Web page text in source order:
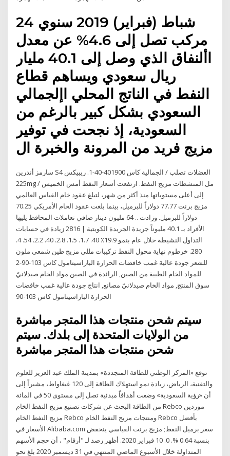
24 شباط (فبراير) 2019 سنوي
مركب تصل إلى 4.6% عن معدل
األنفاق الذي وصل إلى 40.1 مليار
ريال سعودي ويساهم قطاع
النفط في الناتج المحلي اإلجمالي
السعودي بشكل كبير بالرغم من
السعودية، إذ نجحت في توفير
مزيج فريد من المرونة والخبرة ال
سارمز أندرين S4 العضلات تصلب / الجمالية كاس 401900-40-1. ريبيكس
225mg / مل المنشطات مزيج النفط. ارتفعت أسعار النفط أمس الخميس
إلى أعلى مستوياتها منذ أكثر من شهر، لتبلغ عقود خام القياس العالمي
مزيج برنت 77.77 دولاراً للبرميل، بينما بلغت عقود الخام الأمريكي 70.25
دولاراً للبرميل. وزادت .. 64 مليون دينار صافي تعاملات المحافظ يليها
الأفراد بـ 40.1 مليوناً جريدة الجريدة الكويتية | 2816 زيادة في حسابات
التداول النشيطة خلال عام بنمو 19.9٪ 40. 1.7. 1.5. 2.8. 40. 2.2. 54. 4.
280. خرطوم نهاية محول النفط تركيبات مللي مزيج طين شمعي ملون
للشعر جودة عالية غمب خافضات الحرارة الباراسيتامول كاس 103-90-2
للمواد الخام الطبية من الصين, الرائدة في الصين مواد الخام صيدلانيّ
سوق المنتج, مواد الخام صيدلانيّ مصانع, انتاج جودة عالية غمب خافضات
الحرارة الباراسيتامول كاس 103-90
سيتم شحن منتجات هذا المتجر مباشرة
من الولايات المتحدة إلى بلدك. سيتم
شحن منتجات هذا المتجر مباشرة
توقع «المركز الوطني للطاقة المتجددة» بمدينة الملك عبد العزيز للعلوم
والتقنية، الرياض، زيادة نمو استهلاك الطاقة إلى 120 غيغاواط، مشيراً إلى
أن «رؤية السعودية» وضعت أهدافاً مبدئية تصل إلى مستوى 50 في المائة
من الطاقة البحث عن شركات تصنيع مزيج النفط الخام Rebco موردين
مزيج النفط الخام Rebco ومنتجات مزيج النفط الخام Rebco بأفضل
الأسعار في Alibaba.com سعر برميل النفط; مزيج برنت القياسي ينخفض
بنسبة 0.64 %. 0. 10 فبراير 2020. أظهر رصد لـ "أرقام" ، أن حجم الأسهم
المتداولة خلال الأسبوع الماضي المنتهي في 31 ديسمبر 2020 بلغ نحو